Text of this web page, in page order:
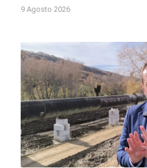
9 Agosto 2026